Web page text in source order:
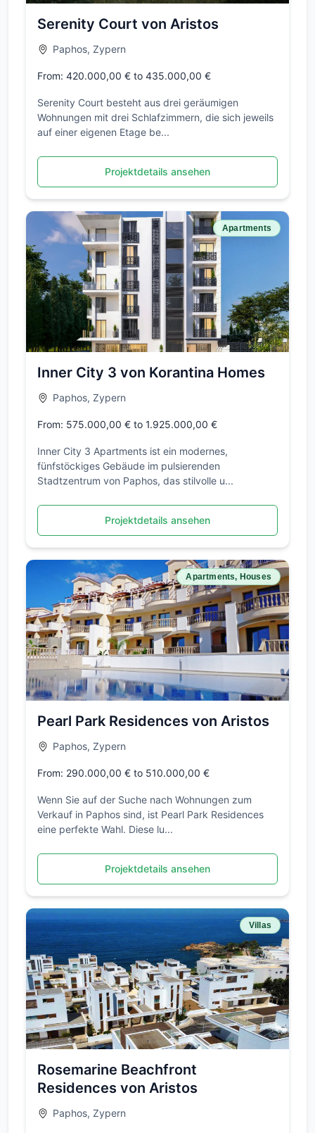
Serenity Court von Aristos
Paphos, Zypern
From: 420.000,00 € to 435.000,00 €
Serenity Court besteht aus drei geräumigen
Wohnungen mit drei Schlafzimmern, die sich jeweils
auf einer eigenen Etage be...
Projektdetails ansehen
Apartments
Inner City 3 von Korantina Homes
Paphos, Zypern
From: 575.000,00 € to 1.925.000,00 €
Inner City 3 Apartments ist ein modernes,
fünfstöckiges Gebäude im pulsierenden
Stadtzentrum von Paphos, das stilvolle u...
Projektdetails ansehen
Apartments, Houses
Pearl Park Residences von Aristos
Paphos, Zypern
From: 290.000,00 € to 510.000,00 €
Wenn Sie auf der Suche nach Wohnungen zum
Verkauf in Paphos sind, ist Pearl Park Residences
eine perfekte Wahl. Diese lu...
Projektdetails ansehen
Villas
Rosemarine Beachfront
Residences von Aristos
Paphos, Zypern